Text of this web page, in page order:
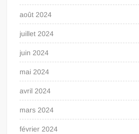
août 2024
juillet 2024
juin 2024
mai 2024
avril 2024
mars 2024
février 2024